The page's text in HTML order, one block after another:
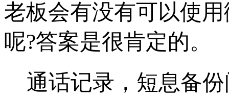
老板会有没有可以使
呢?答案是很肯定的。
通话记录，短息备份